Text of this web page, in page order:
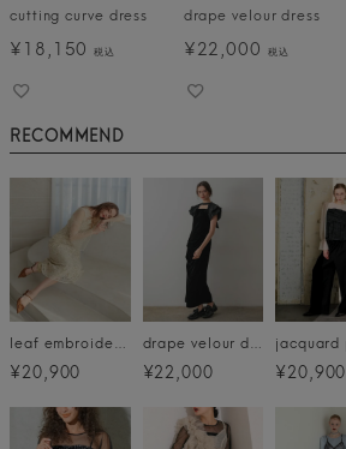
cutting curve dress
¥18,150 税込
drape velour dress
¥22,000 税込
RECOMMEND
leaf embroidery back design dress
¥20,900
drape velour dress
¥22,000 ¥20,900